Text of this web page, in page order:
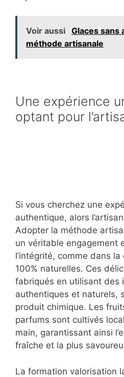
Voir aussi Glaces sans
méthode artisanale
Une expérience
optant pour
Si vous cherchez une
authentique, alors
Adopter la méthode
un véritable engagement
l’intégrité, comme dans
100% naturelles. Ces
fabriqués en utilisant des
authentiques et naturels,
produit chimique. Les
parfums sont cultivés
main, garantissant ainsi
fraîche et la plus
La formation valorisation